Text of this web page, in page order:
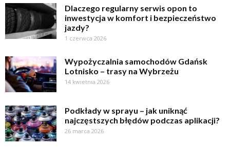
Dlaczego regularny serwis opon to
inwestycja w komfort i bezpieczeństwo
jazdy?
1 czerwca 2026
Wypożyczalnia samochodów Gdańsk
Lotnisko – trasy na Wybrzeżu
14 kwietnia 2026
Podkłady w sprayu – jak uniknąć
najczęstszych błędów podczas aplikacji?
26 marca 2026